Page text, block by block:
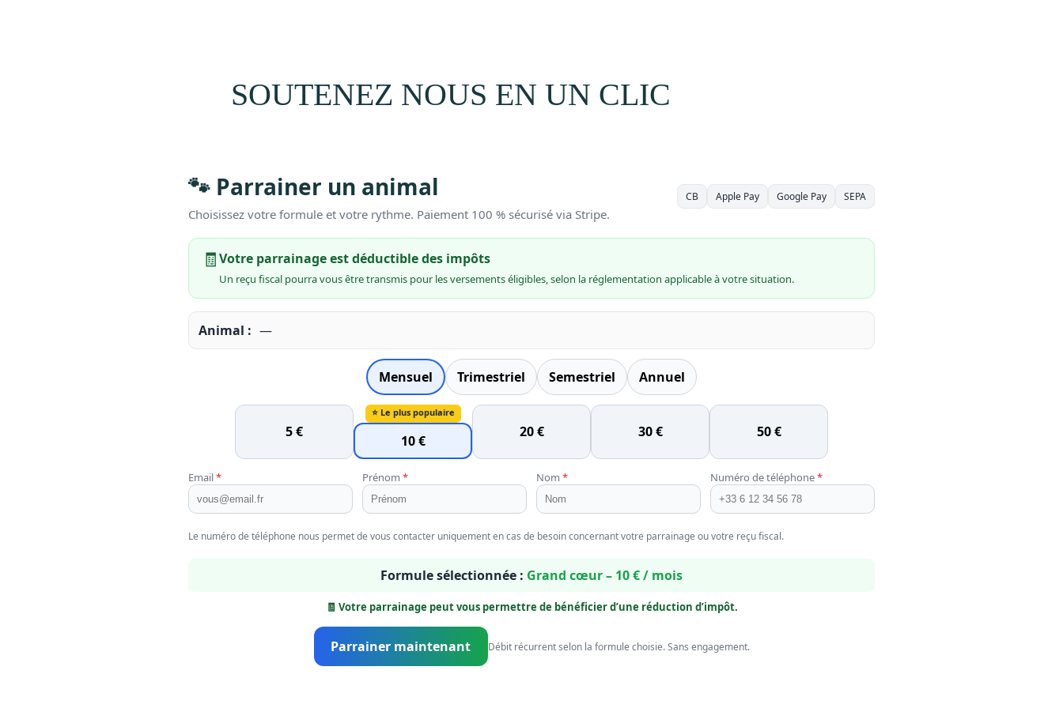
SOUTENEZ NOUS EN UN CLIC
🐾 Parrainer un animal
Choisissez votre formule et votre rythme. Paiement 100 % sécurisé via Stripe.
CB Apple Pay Google Pay SEPA
🧾Votre parrainage est déductible des impôts
Un reçu fiscal pourra vous être transmis pour les versements éligibles, selon la réglementation applicable à votre situation.
Animal : —
Mensuel Trimestriel Semestriel Annuel
5 €
⭐ Le plus populaire
10 €
20 € 30 € 50 €
Email* Prénom * Nom * Numéro de téléphone*
Le numéro de téléphone nous permet de vous contacter uniquement en cas de besoin concernant votre parrainage ou votre reçu fiscal.
Formule sélectionnée : Grand cœur – 10 € / mois
🧾 Votre parrainage peut vous permettre de bénéficier d’une réduction d’impôt.
Parrainer maintenant Débit récurrent selon la formule choisie. Sans engagement.